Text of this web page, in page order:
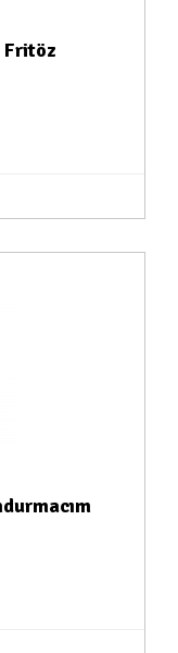
Fritöz